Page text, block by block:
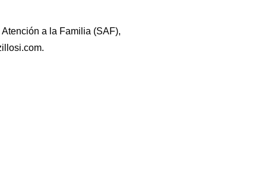
a la Familia (SAF),